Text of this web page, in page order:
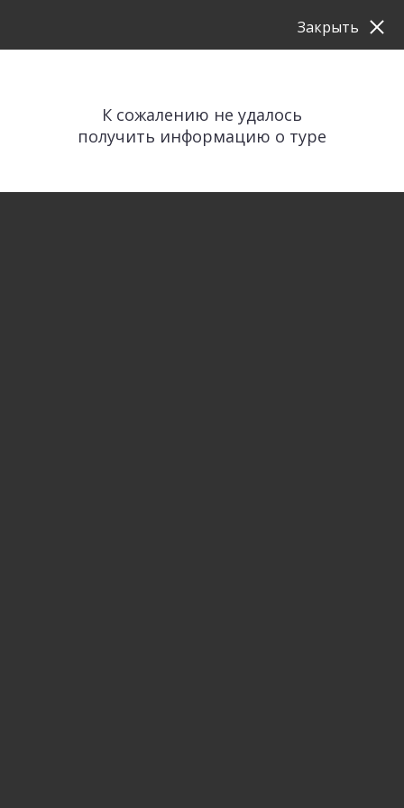
К сожалению не удалось
получить информацию о туре
Закрыть